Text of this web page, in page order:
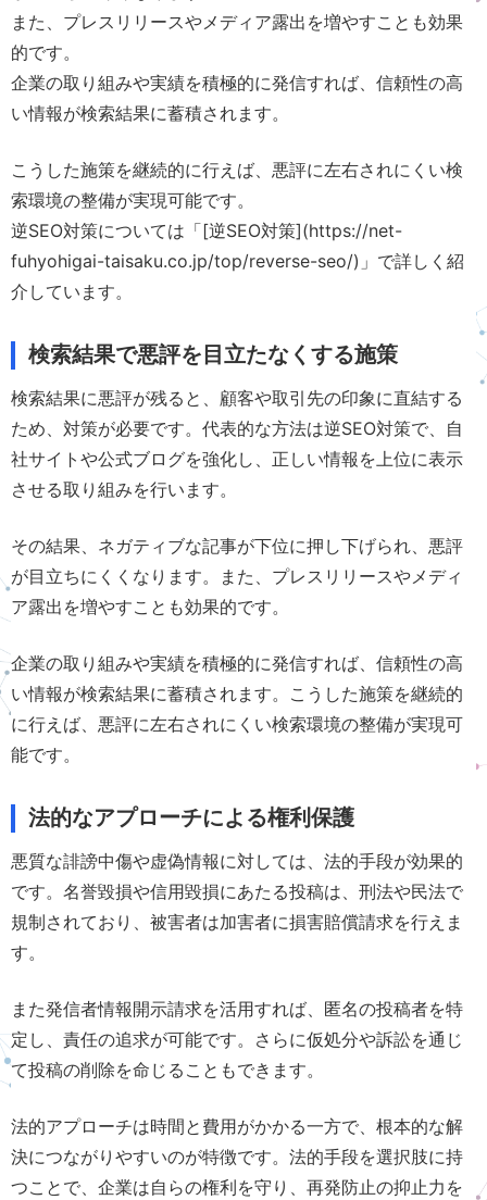
また、プレスリリースやメディア露出を増やすことも効果
的です。
企業の取り組みや実績を積極的に発信すれば、信頼性の高
い情報が検索結果に蓄積されます。
こうした施策を継続的に行えば、悪評に左右されにくい検
索環境の整備が実現可能です。
逆SEO対策については「[逆SEO対策](https://net-
fuhyohigai-taisaku.co.jp/top/reverse-seo/)」で詳しく紹
介しています。
検索結果で悪評を目立たなくする施策
検索結果に悪評が残ると、顧客や取引先の印象に直結する
ため、対策が必要です。代表的な方法は逆SEO対策で、自
社サイトや公式ブログを強化し、正しい情報を上位に表示
させる取り組みを行います。
その結果、ネガティブな記事が下位に押し下げられ、悪評
が目立ちにくくなります。また、プレスリリースやメディ
ア露出を増やすことも効果的です。
企業の取り組みや実績を積極的に発信すれば、信頼性の高
い情報が検索結果に蓄積されます。こうした施策を継続的
に行えば、悪評に左右されにくい検索環境の整備が実現可
能です。
法的なアプローチによる権利保護
悪質な誹謗中傷や虚偽情報に対しては、法的手段が効果的
です。名誉毀損や信用毀損にあたる投稿は、刑法や民法で
規制されており、被害者は加害者に損害賠償請求を行えま
す。
また発信者情報開示請求を活用すれば、匿名の投稿者を特
定し、責任の追求が可能です。さらに仮処分や訴訟を通じ
て投稿の削除を命じることもできます。
法的アプローチは時間と費用がかかる一方で、根本的な解
決につながりやすいのが特徴です。法的手段を選択肢に持
つことで、企業は自らの権利を守り、再発防止の抑止力を